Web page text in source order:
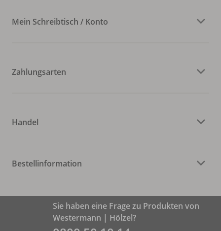
Mein Schreibtisch / Konto
Zahlungsarten
Handel
Bestellinformation
Sie haben eine Frage zu Produkten von
Westermann | Hölzel?